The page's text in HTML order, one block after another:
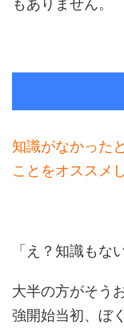
もありません。
知識がなかった
ことをオススメ
「え？知識もな
大半の方がそう
強開始当初、ぼ